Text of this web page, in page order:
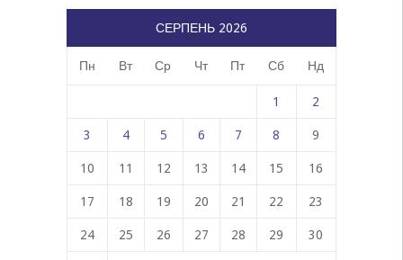
СЕРПЕНЬ 2026
Пн Вт Ср Чт Пт Сб Нд
1 2
3 4 5 6 7 8 9
10 11 12 13 14 15 16
17 18 19 20 21 22 23
24 25 26 27 28 29 30